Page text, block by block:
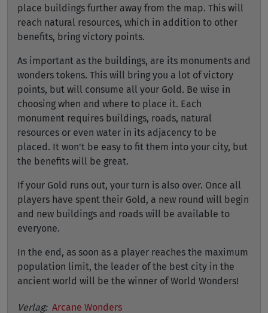
place buildings further away from the map. This will
reach natural resources, which in addition to other
benefits, bring victory points.
As important as the buildings, are its monuments and
wonders tokens. This will bring you a lot of victory
points, but will consume all your Gold. Be wise in
choosing when and where to place it. Each
monument requires buildings, roads, natural
resources or even water in its adjacency to be
placed. It won't be easy to fit them into your city, but
the benefits will be great.
If your Gold runs out, your turn is also over. Once all
players have spent their Gold, a new round will begin
and new buildings and roads will be available to
everyone.
In the end, as soon as a player reaches the maximum
population limit, the leader of the best city in the
ancient world will be the winner of World Wonders!
Verlag: Arcane Wonders